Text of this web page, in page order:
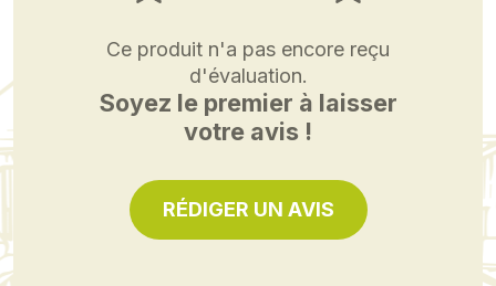
Ce produit n'a pas encore reçu
d'évaluation.
Soyez le premier à laisser
votre avis !
RÉDIGER UN AVIS